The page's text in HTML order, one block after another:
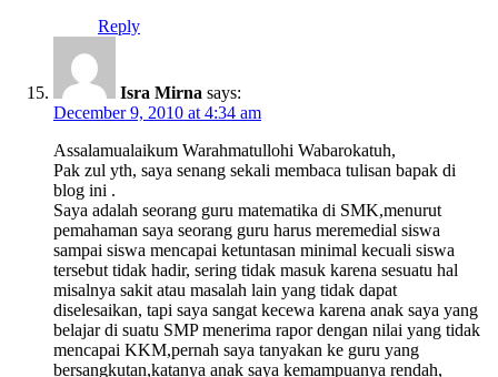
Reply
Isra Mirna says:
December 9, 2010 at 4:34 am
Assalamualaikum Warahmatullohi Wabarokatuh,
Pak zul yth, saya senang sekali membaca tulisan bapak di
blog ini .
Saya adalah seorang guru matematika di SMK,menurut
pemahaman saya seorang guru harus meremedial siswa
sampai siswa mencapai ketuntasan minimal kecuali siswa
tersebut tidak hadir, sering tidak masuk karena sesuatu hal
misalnya sakit atau masalah lain yang tidak dapat
diselesaikan, tapi saya sangat kecewa karena anak saya yang
belajar di suatu SMP menerima rapor dengan nilai yang tidak
mencapai KKM,pernah saya tanyakan ke guru yang
bersangkutan,katanya anak saya kemampuanya rendah,